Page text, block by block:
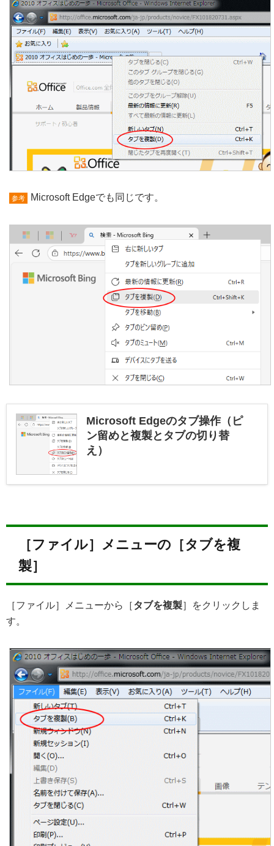
参考 Microsoft Edgeでも同じです。
Microsoft Edgeのタブ操作（ピ
ン留めと複製とタブの切り替
え）
［ファイル］メニューの［タブを複
製］
［ファイル］メニューから［タブを複製］をクリックしま
す。